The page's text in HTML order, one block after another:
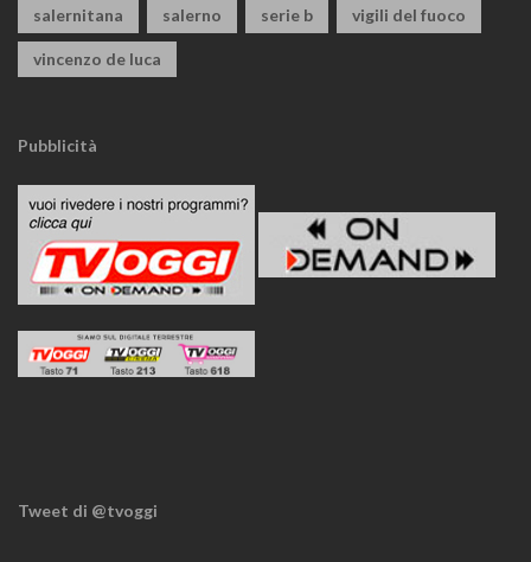
salernitana salerno serie b vigili del fuoco
vincenzo de luca
Pubblicità
Tweet di @tvoggi